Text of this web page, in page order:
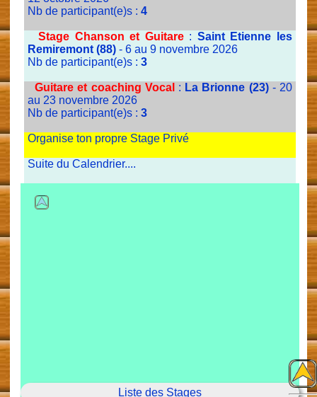
Nb de participant(e)s : 4
Stage Chanson et Guitare: Saint Etienne les
Remiremont (88)- 6 au 9 novembre 2026
Nb de participant(e)s : 3
Guitare et coaching Vocal : La Brionne (23)- 20
au 23 novembre 2026
Nb de participant(e)s : 3
Organise ton propre Stage Privé
Suite du Calendrier....
Liste des Stages